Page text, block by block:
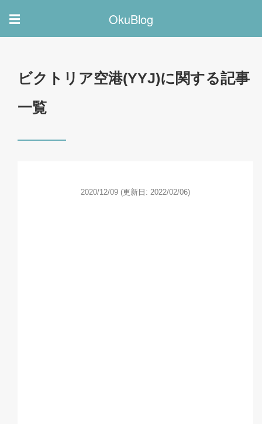
☰ OkuBlog
ビクトリア空港(YYJ)に関する記事
一覧
2020/12/09 (更新日: 2022/02/06)